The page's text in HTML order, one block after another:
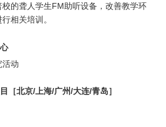
的聋人学生FM助听设备，改善教学环
相关培训。
活动
［北京/上海/广州/大连/青岛］